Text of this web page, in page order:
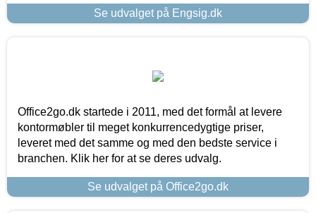
Se udvalget på Engsig.dk
Office2go.dk startede i 2011, med det formål at levere
kontormøbler til meget konkurrencedygtige priser,
leveret med det samme og med den bedste service i
branchen. Klik her for at se deres udvalg.
Se udvalget på Office2go.dk